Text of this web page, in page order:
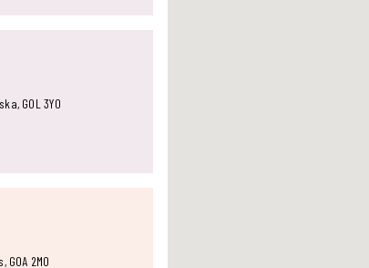
G0L 3Y0
G0A 2M0